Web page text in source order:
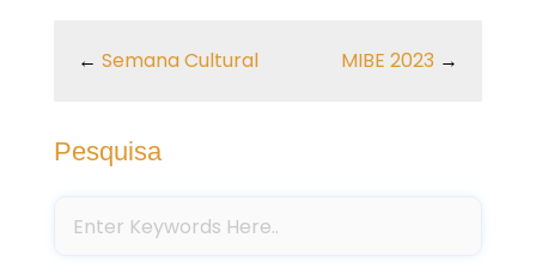
← Semana Cultural MIBE 2023 →
Pesquisa